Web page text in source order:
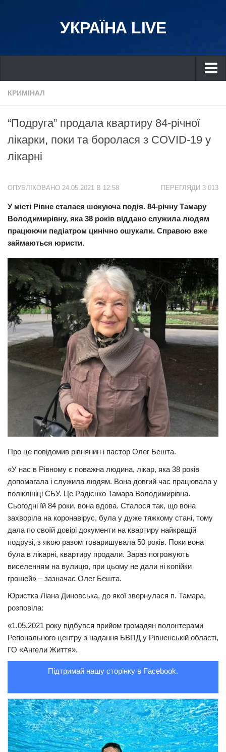
УКРАЇНА LIVE
Україна
Дніпро
Львів
Івано-Франківськ
Донбас
Одеса
Схід
Прикарпаття
Економіка
Політика
Світ
Цікаво
Наука
Технології
Історії
Рецепти
Привітання
Здоров’я
Кримінал
Трагедії
Курйози
Суспільство
Культура
Шоу-біз
#Війна
КРИМІНАЛ
“Подруга” продала квартиру 84-річної
лікарки, поки та боролася з COVID-19 у
лікарні
ПЕРЕГЛЯДИ 3 013
ОПУБЛІКОВАНО 24.05.2021 В 12:58
У місті Рівне сталася шокуюча подія. 84-річну Тамару
Володимирівну, яка 38 років віддано служила людям
працюючи педіатром цинічно ошукали. Справою вже
займаються юристи.
Про це повідомив рівнянин і пастор Олег Бешта.
«У нас в Рівному є поважна людина, лікар, яка 38 років
допомагала і служила людям. Вона довгий час працювала у
поліклініці СБУ. Це Радієнко Тамара Володимирівна.
Сьогодні їй 84 роки, вона вдова. Сталося так, що вона
захворіла на коронавірус, була у дуже тяжкому стані, тому
дала по своїй довірі документи на квартиру найкращій
подрузі, з якою разом товаришувала 50 років. Поки вона
була в лікарні, квартиру продали. Зараз погрожують
виселенням на вулицю, при цьому не дали ні копійки
грошей» – зазначає Олег Бешта.
Юристка Ліана Диновська, до якої звернулася п. Тамара,
розповіла:
«1.05.2021 року відбувся прийом громадян волонтерами
Регіонального центру з надання БВПД у Рівненській області,
ГО «Ангели Життя».
Підтримай нашу сторінку в Facebook.